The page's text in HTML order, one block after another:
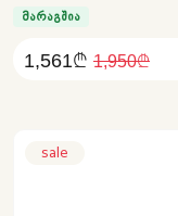
მარაგშია
1,561₾ 1,950₾
sale